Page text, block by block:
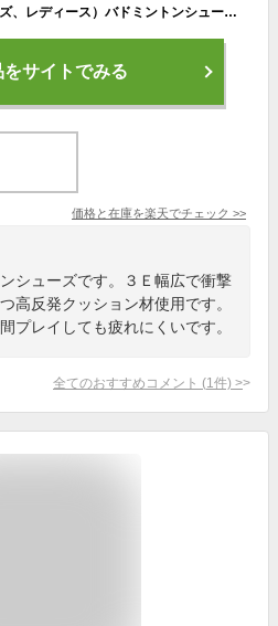
ヨネックス（YONEX）（メンズ、レディース）バドミントンシューズ パワークッション ストライダービート SHBSB1-386
をサイトでみる
価格と在庫を楽天でチェック >>
シューズです。３Ｅ幅広で衝撃
高反発クッション材使用です。
プレイしても疲れにくいです。
全てのおすすめコメント (1 件) >